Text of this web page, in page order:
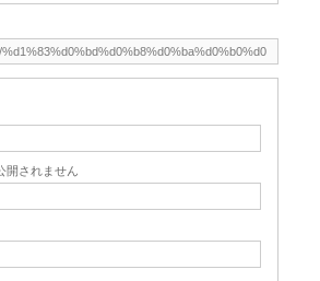
されません